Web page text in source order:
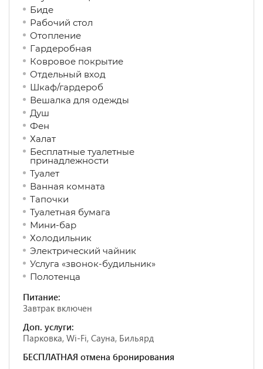
Биде
Рабочий стол
Отопление
Гардеробная
Ковровое покрытие
Отдельный вход
Шкаф/гардероб
Вешалка для одежды
Душ
Фен
Халат
Бесплатные туалетные
принадлежности
Туалет
Ванная комната
Тапочки
Туалетная бумага
Мини-бар
Холодильник
Электрический чайник
Услуга «звонок-будильник»
Полотенца
Питание:
Завтрак включен
Доп. услуги:
Парковка, Wi-Fi, Сауна, Бильярд
БЕСПЛАТНАЯ отмена бронирования